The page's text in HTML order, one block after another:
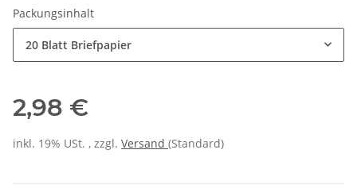
Packungsinhalt
20 Blatt Briefpapier
2,98 €
inkl. 19% USt. , zzgl. Versand (Standard)